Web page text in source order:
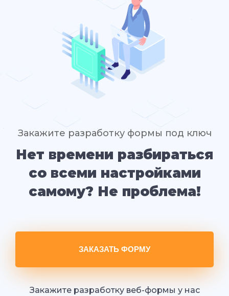
Закажите разработку формы под ключ
Нет времени разбираться
со всеми настройками
самому? Не проблема!
ЗАКАЗАТЬ ФОРМУ
Закажите разработку веб-формы у нас